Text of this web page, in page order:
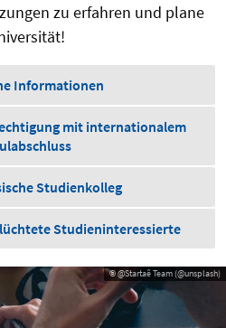
zu erfahren und plane
Informationen
mit internationalem
Studienkolleg
Studieninteressierte
© @Startaê Team (@unsplash)